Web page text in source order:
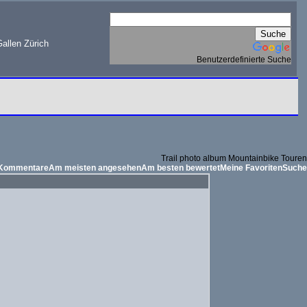
Zürich
Benutzerdefinierte Suche
Trail photo album Mountainbike Touren
Am meisten angesehenAm besten bewertetMeine FavoritenSuche